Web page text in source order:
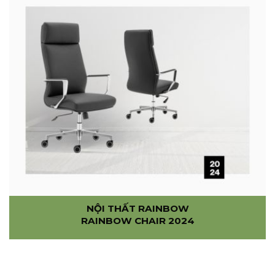
NỘI THẤT RAINBOW
RAINBOW CHAIR 2024